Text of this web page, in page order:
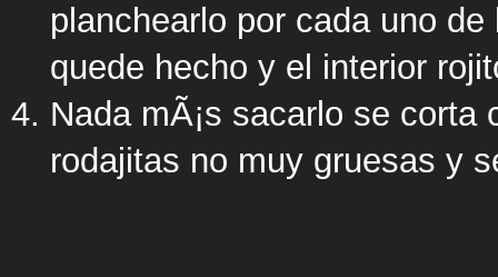
planchearlo por cada uno
quede hecho y el interior
Nada mÃ¡s sacarlo se
rodajitas no muy gruesas y